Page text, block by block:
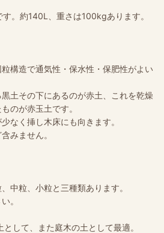
。約140L、重さは100kgあります。
構造で通気性・保水性・保肥性がよい
土その下にあるのが赤土、これを乾燥
のが赤玉土です。
なく挿し木床にも向きます。
みません。
中粒、小粒と三種類あります。
。
して、また庭木の土として最適。